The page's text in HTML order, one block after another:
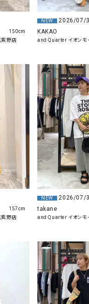
紫野店
150cm
NEW
2026/07/
KAKAO
and Quarter イオンモ
紫野店
157cm
NEW
2026/07/
takane
and Quarter イオンモ